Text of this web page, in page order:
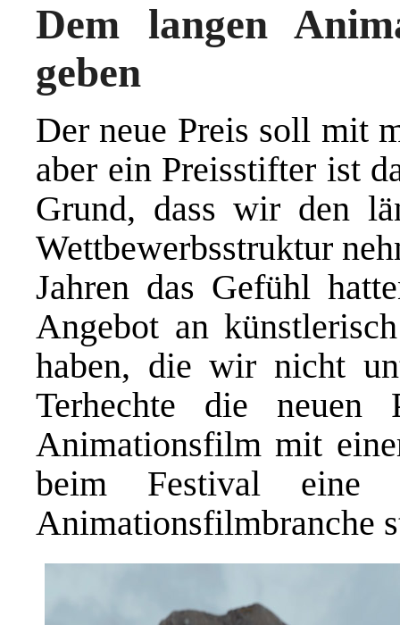
Dem langen
geben
Der neue Preis soll mit
aber ein Preisstifter ist
Grund, dass wir den
Wettbewerbsstruktur
Jahren das Gefühl
Angebot an
haben, die wir nicht
Terhechte die
Animationsfilm mit
beim Festival eine
Animationsfilmbranche